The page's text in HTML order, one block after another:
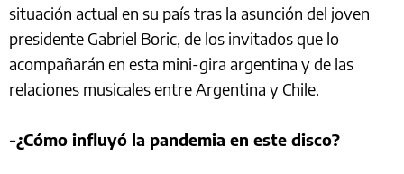
situación actual en su país tras la asunción del joven
presidente Gabriel Boric, de los invitados que lo
acompañarán en esta mini-gira argentina y de las
relaciones musicales entre Argentina y Chile.
-¿Cómo influyó la pandemia en este disco?